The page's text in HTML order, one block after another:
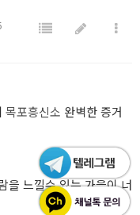
목포흥신소 완벽한 증거
을 느낄수 있는 가을이 너